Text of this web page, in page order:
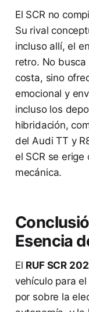
El SCR no
Su rival
incluso allí, el
retro. No
costa, sino
emocional y
incluso los
hibridación,
del Audi TT y
el SCR se
mecánica.
Esencia
El RUF SCR
vehículo para
por sobre la